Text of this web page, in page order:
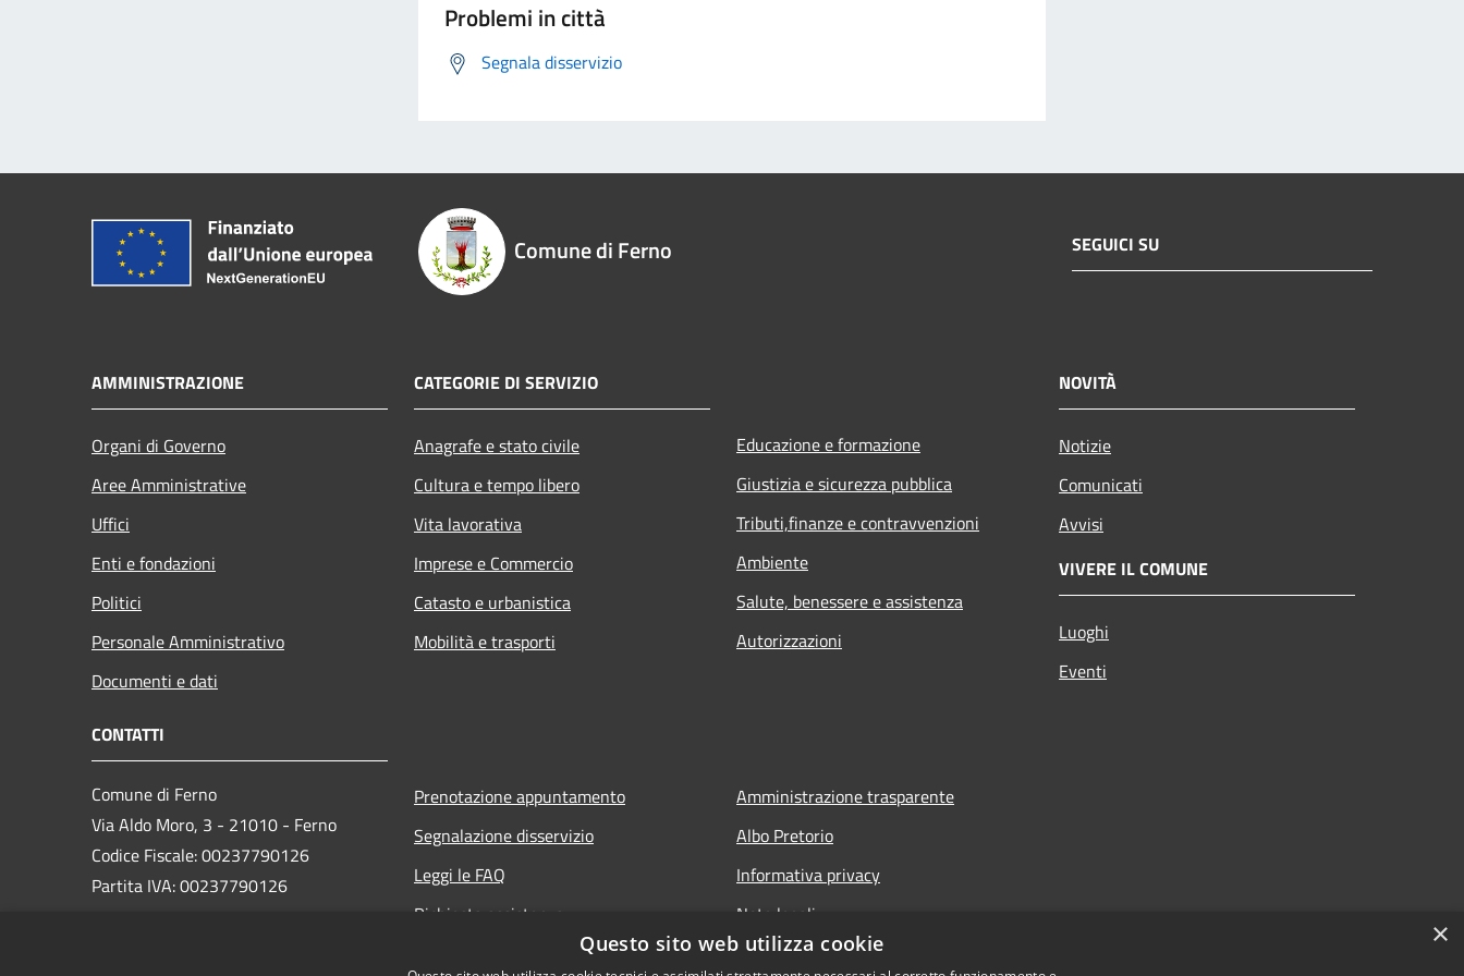
Problemi in città
Segnala disservizio
Comune di Ferno SEGUICI SU
AMMINISTRAZIONE
Organi di Governo
Aree Amministrative
Uffici
Enti e fondazioni
Politici
Personale Amministrativo
Documenti e dati
CATEGORIE DI SERVIZIO
Anagrafe e stato civile
Cultura e tempo libero
Vita lavorativa
Imprese e Commercio
Catasto e urbanistica
Mobilità e trasporti
Educazione e formazione
Giustizia e sicurezza pubblica
Tributi,finanze e contravvenzioni
Ambiente
Salute, benessere e assistenza
Autorizzazioni
NOVITÀ
Notizie
Comunicati
Avvisi
VIVERE IL COMUNE
Luoghi
Eventi
CONTATTI
Comune di Ferno
Via Aldo Moro, 3 - 21010 - Ferno
Codice Fiscale: 00237790126
Partita IVA: 00237790126
Prenotazione appuntamento
Segnalazione disservizio
Leggi le FAQ
Richiesta assistenza
Amministrazione trasparente
Albo Pretorio
Informativa privacy
Note legali
Dichiarazione di accessibilità
×
Questo sito web utilizza cookie